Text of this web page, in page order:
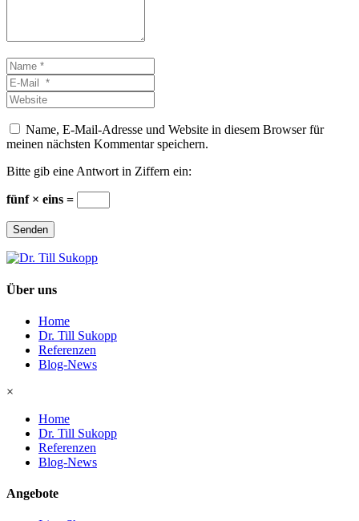
Name
*E-
Mail
*
Website
Name, E-Mail-Adresse und Website in diesem Browser für
meinen nächsten Kommentar speichern.
Bitte gib eine Antwort in Ziffern ein:
fünf × eins =
Senden
Über uns
Home
Dr. Till Sukopp
Referenzen
Blog-News
×
Home
Dr. Till Sukopp
Referenzen
Blog-News
Angebote